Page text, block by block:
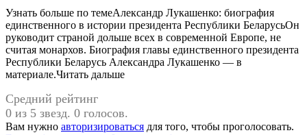
Узнать больше по темеАлександр Лукашенко: биография
единственного в истории президента Республики БеларусьОн
руководит страной дольше всех в современной Европе, не
считая монархов. Биография главы единственного президента
Республики Беларусь Александра Лукашенко — в
материале.Читать дальше
Средний рейтинг
0 из 5 звезд. 0 голосов.
Вам нужно авторизироваться для того, чтобы проголосовать.